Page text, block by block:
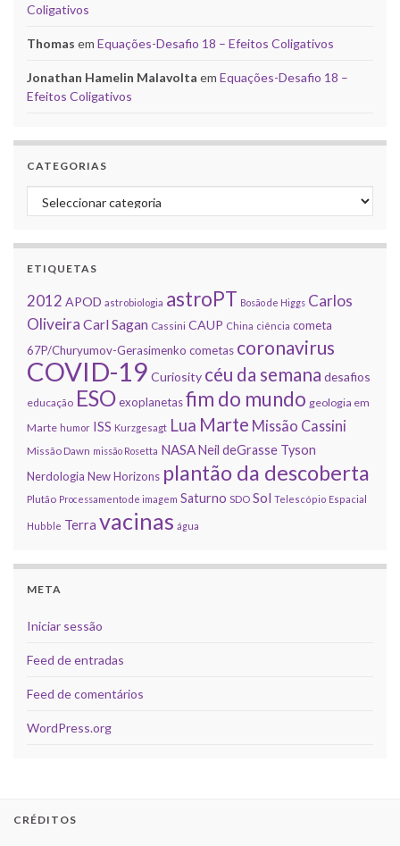
Coligativos
Thomas em Equações-Desafio 18 – Efeitos Coligativos
Jonathan Hamelin Malavolta em Equações-Desafio 18 –
Efeitos Coligativos
CATEGORIAS
Categorias
ETIQUETAS
2012 APOD astrobiologia astroPT Bosão de Higgs Carlos
Oliveira Carl Sagan Cassini CAUP China ciência cometa
67P/Churyumov-Gerasimenko cometas coronavirus
COVID-19 Curiosity céu da semana desafios
educação ESOexoplanetasfim do mundo geologia em
Marte humor ISS Kurzgesagt Lua Marte Missão Cassini
Missão Dawn missão Rosetta NASANeil deGrasse Tyson
Nerdologia New Horizons plantão da descoberta
Plutão Processamento de imagem Saturno SDO Sol Telescópio Espacial
Hubble Terra vacinas água
META
Iniciar sessão
Feed de entradas
Feed de comentários
WordPress.org
CRÉDITOS